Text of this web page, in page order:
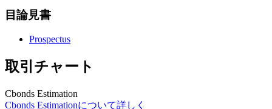
目論見書
Prospectus
取引チャート
Cbonds Estimation
Cbonds Estimationについて詳しく